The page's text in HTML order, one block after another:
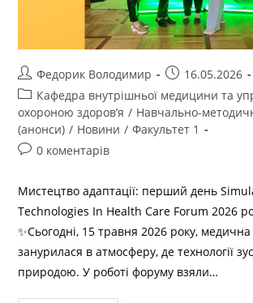
Федорик Володимир
16.05.2026
Кафедра внутрішньої медицини та
охороною здоров’я / Навчально-
(анонси) / Новини / Факультет 1
0 коментарів
Мистецтво адаптації: перший день
Technologies In Health Care Forum 2026
✨️Сьогодні, 15 травня 2026 року, медична
занурилася в атмосферу, де технології
природою. У роботі форуму взяли…